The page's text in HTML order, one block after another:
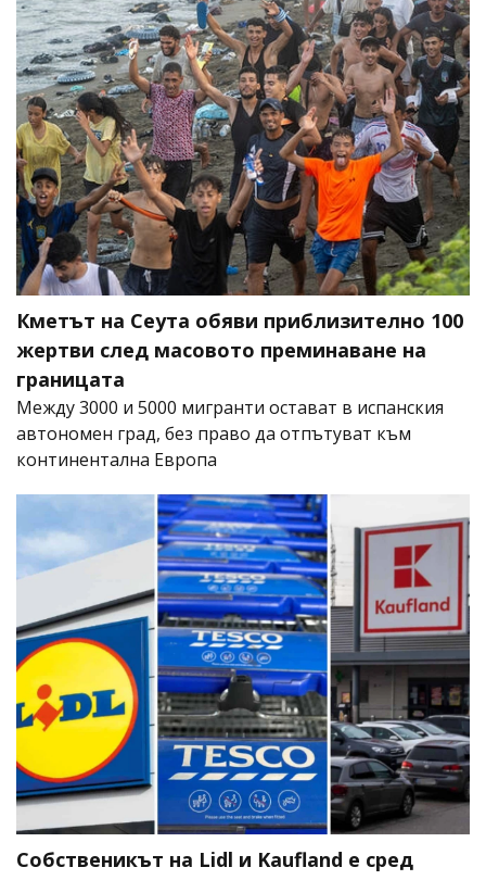
Кметът на Сеута обяви приблизително 100
жертви след масовото преминаване на
границата
Между 3000 и 5000 мигранти остават в испанския
автономен град, без право да отпътуват към
континентална Европа
Собственикът на Lidl и Kaufland е сред